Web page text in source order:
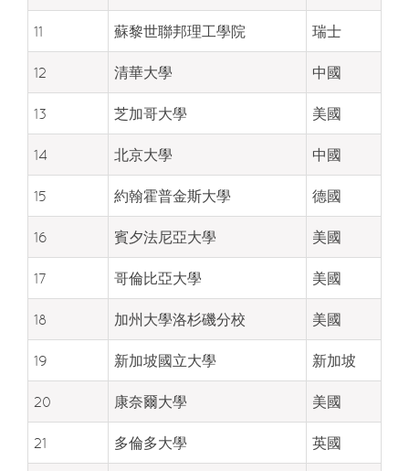
11 蘇黎世聯邦理工學院 瑞士
12 清華大學 中國
13 芝加哥大學 美國
14 北京大學 中國
15 約翰霍普金斯大學 德國
16 賓夕法尼亞大學 美國
17 哥倫比亞大學 美國
18 加州大學洛杉磯分校 美國
19 新加坡國立大學 新加坡
20 康奈爾大學 美國
21 多倫多大學 英國